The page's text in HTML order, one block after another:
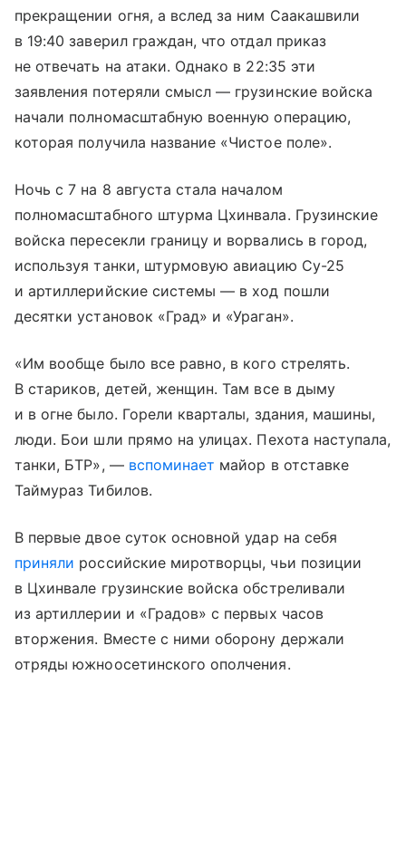
прекращении огня, а вслед за ним Саакашвили
в 19:40 заверил граждан, что отдал приказ
не отвечать на атаки. Однако в 22:35 эти
заявления потеряли смысл — грузинские войска
начали полномасштабную военную операцию,
которая получила название «Чистое поле».
Ночь с 7 на 8 августа стала началом
полномасштабного штурма Цхинвала. Грузинские
войска пересекли границу и ворвались в город,
используя танки, штурмовую авиацию Су-25
и артиллерийские системы — в ход пошли
десятки установок «Град» и «Ураган».
«Им вообще было все равно, в кого стрелять.
В стариков, детей, женщин. Там все в дыму
и в огне было. Горели кварталы, здания, машины,
люди. Бои шли прямо на улицах. Пехота наступала,
танки, БТР», — вспоминает майор в отставке
Таймураз Тибилов.
В первые двое суток основной удар на себя
приняли российские миротворцы, чьи позиции
в Цхинвале грузинские войска обстреливали
из артиллерии и «Градов» с первых часов
вторжения. Вместе с ними оборону держали
отряды южноосетинского ополчения.